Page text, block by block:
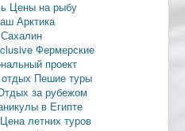
Цены на рыбу
Арктика
Сахалин
Фермерские
проект
Пешие туры
за рубежом
в Египте
Цена летних туров